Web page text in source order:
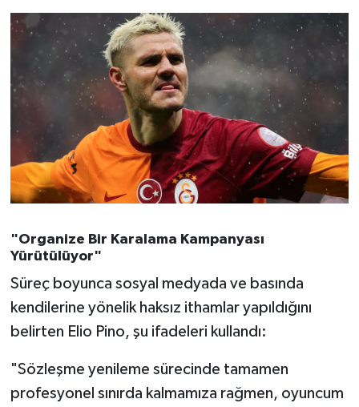
"Organize Bir Karalama Kampanyası
Yürütülüyor"
Süreç boyunca sosyal medyada ve basında
kendilerine yönelik haksız ithamlar yapıldığını
belirten Elio Pino, şu ifadeleri kullandı:
"Sözleşme yenileme sürecinde tamamen
profesyonel sınırda kalmamıza rağmen, oyuncum
YAŞAM